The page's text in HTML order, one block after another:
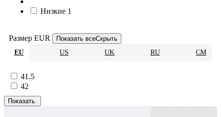
Низкие 1
Размер EUR Показать всеСкрыть
EU
US UK RU CM
41.5
42